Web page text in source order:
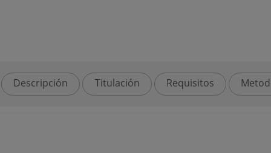
Descripción Titulación Requisitos